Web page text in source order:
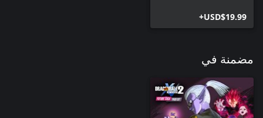
USD$19.99+
مضمنة في